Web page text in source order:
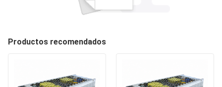
Productos recomendados